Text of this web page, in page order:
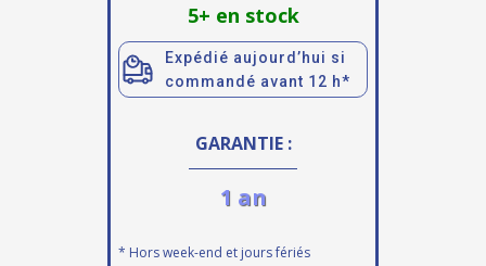
5+ en stock
Expédié aujourd’hui si
commandé avant 12 h*
GARANTIE :
1 an
* Hors week-end et jours fériés